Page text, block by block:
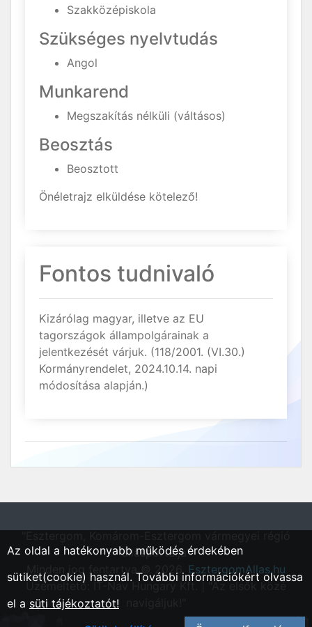
Szakközépiskola
Szükséges nyelvtudás
Angol
Munkarend
Megszakítás nélküli (váltásos)
Beosztás
Beosztott
Önéletrajz elküldése kötelező!
Fontos tudnivaló
Kizárólag magyar, illetve az EU
tagországok állampolgárainak a
jelentkezését várjuk. (118/2001. (VI.30.)
Kormányrendelet, 2024.10.14. napi
módosítása alapján.)
állásportálja"
Minden jog fentartva © 2026. EsztergomAllas.hu
Üzemeltető: IT-Nav Hungary Kft. | "Az elsők közé
Az oldal a hatékonyabb működés érdekében
sütiket(cookie) használ. További információkért olvassa
el a süti tájékoztatót!